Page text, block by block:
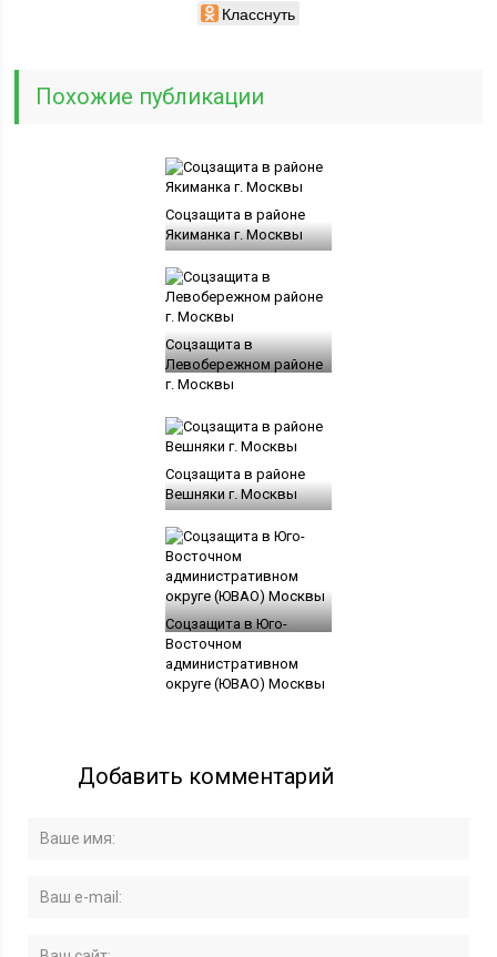
Класснуть
Похожие публикации
Соцзащита в районе
Якиманка г. Москвы
Соцзащита в
Левобережном районе
г. Москвы
Соцзащита в районе
Вешняки г. Москвы
Соцзащита в Юго-
Восточном
административном
округе (ЮВАО) Москвы
Добавить комментарий